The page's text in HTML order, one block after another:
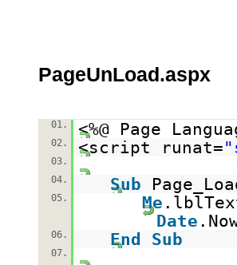
PageUnLoad.aspx
01. <%@ Page
02. <script runat=
03.
04.
Sub
05. Me
Date
06. End Sub
07.